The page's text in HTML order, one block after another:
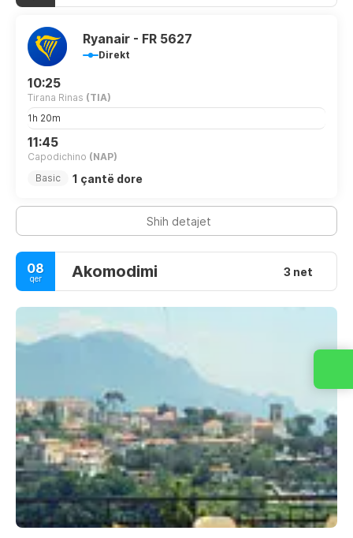
Ryanair - FR 5627
Direkt
10:25
Tirana Rinas (TIA)
1h 20m
11:45
Capodichino (NAP)
Basic
1 çantë dore
Shih detajet
08
qer Akomodimi 3 net